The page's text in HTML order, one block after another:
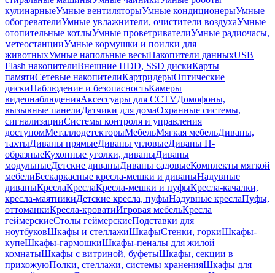
кулинарныеУмные вентиляторыУмные кондиционерыУмные
обогревателиУмные увлажнители, очистители воздухаУмные
отопительные котлыУмные проветривателиУмные радиочасы,
метеостанцииУмные кормушки и поилки для
животныхУмные напольные весыНакопители данныхUSB
Flash накопителиВнешние HDD, SSD дискиКарты
памятиСетевые накопителиКартридерыОптические
дискиНаблюдение и безопасностьКамеры
видеонаблюденияАксессуары для CCTVДомофоны,
вызывные панелиДатчики для домаОхранные системы,
сигнализацииСистемы контроля и управления
доступомМеталлодетекторыМебельМягкая мебельДиваны,
тахтыДиваны прямыеДиваны угловыеДиваны П-
образныеКухонные уголки, диваныДиваны
модульныеДетские диваныДиваны садовыеКомплекты мягкой
мебелиБескаркасные кресла-мешки и диваныНадувные
диваныКреслаКреслаКресла-мешки и пуфыКресла-качалки,
кресла-маятникиДетские кресла, пуфыНадувные креслаПуфы,
оттоманкиКресла-кроватиИгровая мебельКресла
геймерскиеСтолы геймерскиеПодставки для
ноутбуковШкафы и стеллажиШкафыСтенки, горкиШкафы-
купеШкафы-гармошкиШкафы-пеналы для жилой
комнатыШкафы с витриной, буфетыШкафы, секции в
прихожуюПолки, стеллажи, системы храненияШкафы для